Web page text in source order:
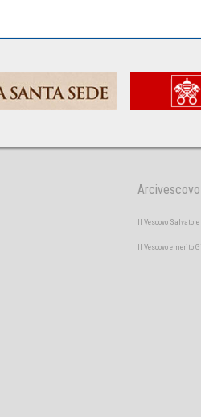
Arcivescovo
Il Vescovo Salvatore
Il Vescovo emerito